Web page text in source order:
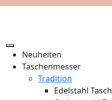
Neuheiten
Taschenmesser
Tradition
Edelstahl